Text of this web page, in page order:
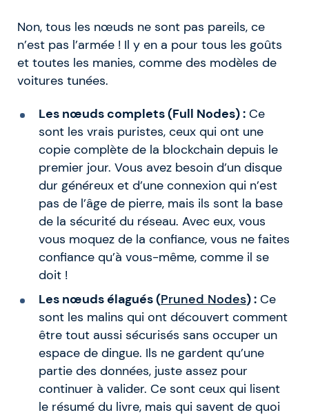
Non, tous les nœuds ne sont pas pareils, ce
n’est pas l’armée ! Il y en a pour tous les goûts
et toutes les manies, comme des modèles de
voitures tunées.
Les nœuds complets (Full Nodes) :Ce
sont les vrais puristes, ceux qui ont une
copie complète de la blockchain depuis le
premier jour. Vous avez besoin d’un disque
dur généreux et d’une connexion qui n’est
pas de l’âge de pierre, mais ils sont la base
de la sécurité du réseau. Avec eux, vous
vous moquez de la confiance, vous ne faites
confiance qu’à vous-même, comme il se
doit !
Les nœuds élagués (Pruned Nodes) :Ce
sont les malins qui ont découvert comment
être tout aussi sécurisés sans occuper un
espace de dingue. Ils ne gardent qu’une
partie des données, juste assez pour
continuer à valider. Ce sont ceux qui lisent
le résumé du livre, mais qui savent de quoi